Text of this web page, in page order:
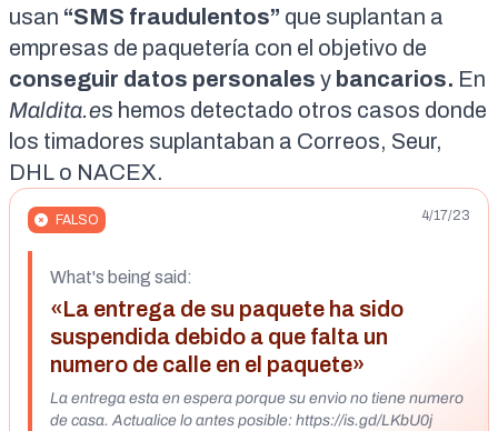
usan “SMS fraudulentos” que suplantan a
empresas de paquetería con el objetivo de
conseguir datos personales y bancarios. En
Maldita.es hemos detectado otros casos donde
los timadores suplantaban a Correos, Seur,
DHL o NACEX.
FALSO 4/17/23
What's being said:
«La entrega de su paquete ha sido
suspendida debido a que falta un
numero de calle en el paquete»
La entrega esta en espera porque su envio no tiene numero
de casa. Actualice lo antes posible: https://is.gd/LKbU0j